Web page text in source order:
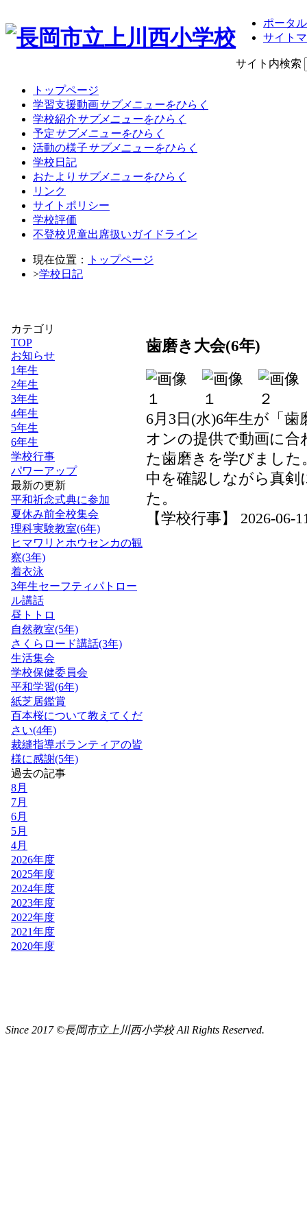
ポータ
サイト
サイト内検索
トップページ
学習支援動画サブメニューをひらく
学校紹介サブメニューをひらく
予定サブメニューをひらく
活動の様子サブメニューをひらく
学校日記
おたより サブメニューをひらく
リンク
サイトポリシー
学校評価
不登校児童出席扱いガイドライン
現在位置：
トップページ
>学校日記
Since 2017 ©長岡市立上川西小学校 All Rights Reserved.